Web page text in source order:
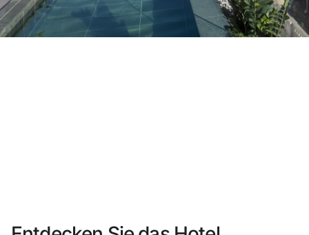
Genießen Sie die Vorteile als Mitglied bei